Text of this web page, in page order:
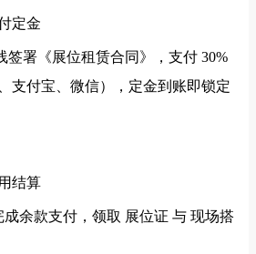
定金
署《展位租赁合同》，支付 30%
支付宝、微信），定金到账即锁定
结算
余款支付，领取 展位证 与 现场搭